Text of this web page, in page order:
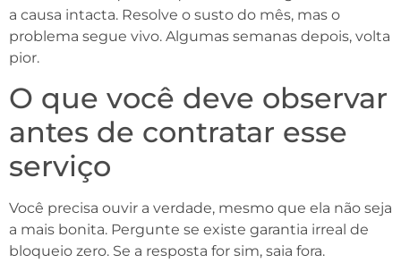
a causa intacta. Resolve o susto do mês, mas o
problema segue vivo. Algumas semanas depois, volta
pior.
O que você deve observar
antes de contratar esse
serviço
Você precisa ouvir a verdade, mesmo que ela não seja
a mais bonita. Pergunte se existe garantia irreal de
bloqueio zero. Se a resposta for sim, saia fora.